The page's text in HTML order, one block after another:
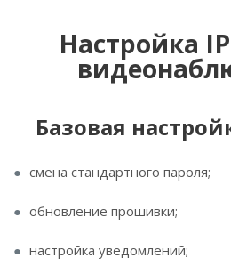
Настройка
Базовая
смена стандартного пароля;
обновление прошивки;
настройка уведомлений;